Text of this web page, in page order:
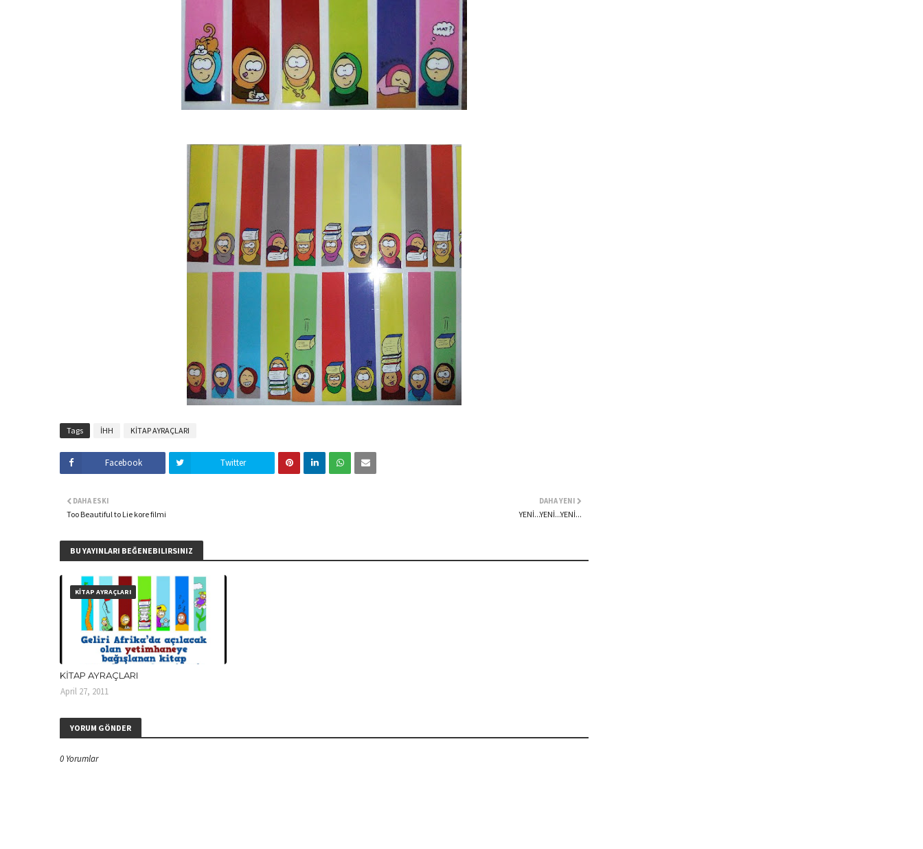
Tags İHH KİTAP AYRAÇLARI
Facebook Twitter
DAHA YENI
YENİ...YENİ...YENİ...
DAHA ESKI
Too Beautiful to Lie kore filmi
BU YAYINLARI BEĞENEBILIRSINIZ
KİTAP AYRAÇLARI
KİTAP AYRAÇLARI
April 27, 2011
YORUM GÖNDER
0 Yorumlar